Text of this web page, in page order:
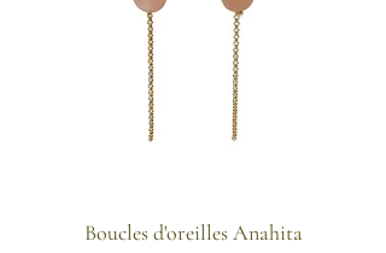
Boucles d'oreilles Anahita